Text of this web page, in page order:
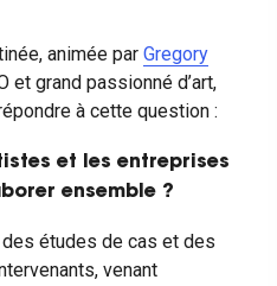
animée par Gregory
et grand passionné d’art,
à cette question :
et les entreprises
ensemble ?
études de cas et des
venant